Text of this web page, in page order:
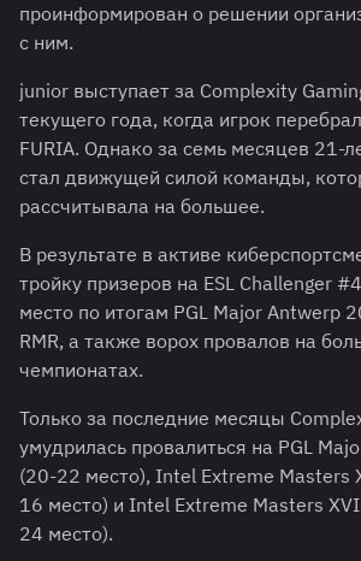
проинформирован о решении
с ним.
junior выступает за Complexity
текущего года, когда игрок
FURIA. Однако за семь месяцев 21-
стал движущей силой команды,
рассчитывала на большее.
В результате в активе
тройку призеров на ESL Challenger
место по итогам PGL Major Antwerp
RMR, а также ворох провалов на
чемпионатах.
Только за последние месяцы
умудрилась провалиться на PGL
(20-22 место), Intel Extreme Masters
16 место) и Intel Extreme Masters
24 место).